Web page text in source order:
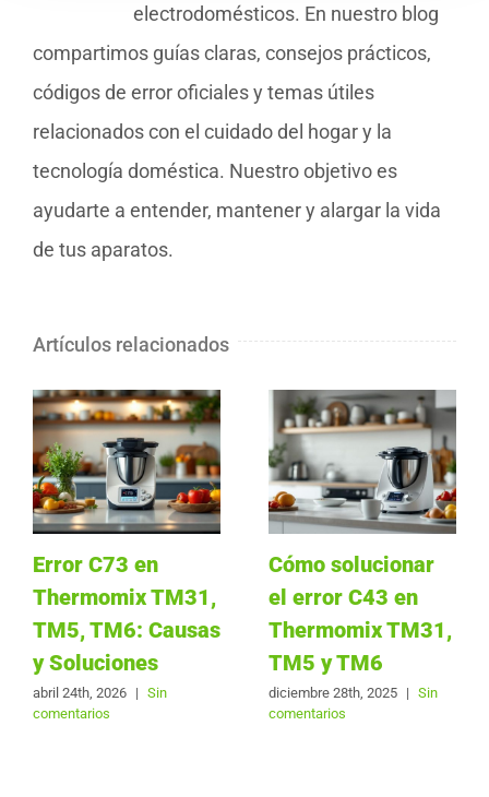
electrodomésticos. En nuestro blog
compartimos guías claras, consejos prácticos,
códigos de error oficiales y temas útiles
relacionados con el cuidado del hogar y la
tecnología doméstica. Nuestro objetivo es
ayudarte a entender, mantener y alargar la vida
de tus aparatos.
Artículos relacionados
Error C73 en
Thermomix TM31,
TM5, TM6: Causas
y Soluciones
abril 24th, 2026 | Sin
comentarios
Cómo solucionar
el error C43 en
Thermomix TM31,
TM5 y TM6
diciembre 28th, 2025 | Sin
comentarios